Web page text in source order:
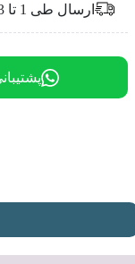
ارسال طی 1 تا 3 روز کاری